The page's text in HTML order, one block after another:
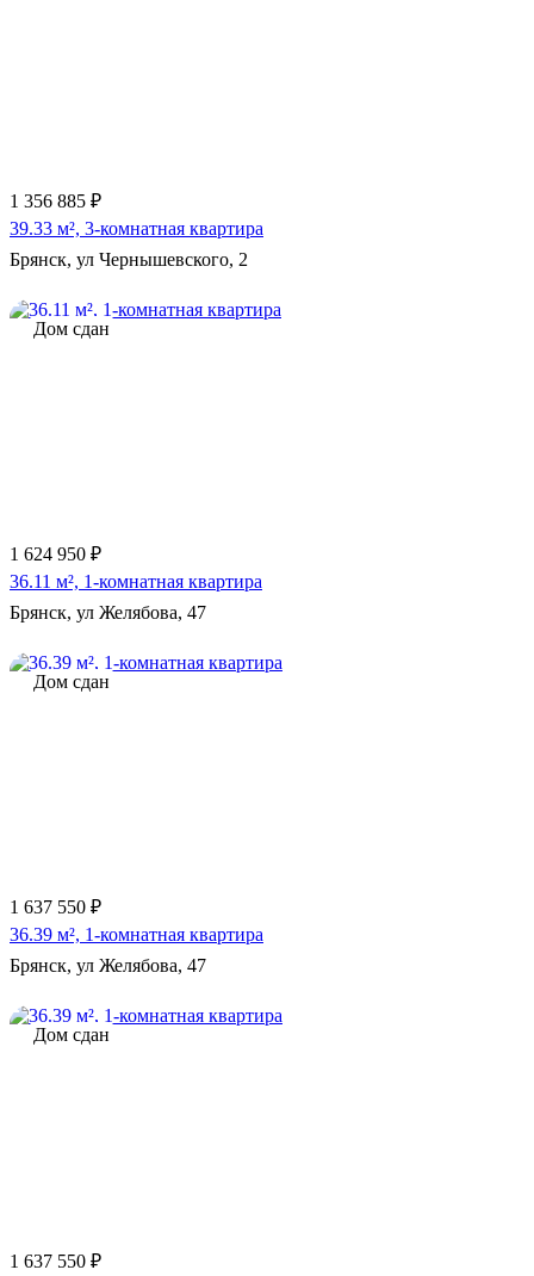
1 356 885 ₽
39.33 м², 3-комнатная квартира
Брянск, ул Чернышевского, 2
Дом сдан
1 624 950 ₽
36.11 м², 1-комнатная квартира
Брянск, ул Желябова, 47
Дом сдан
1 637 550 ₽
36.39 м², 1-комнатная квартира
Брянск, ул Желябова, 47
Дом сдан
1 637 550 ₽